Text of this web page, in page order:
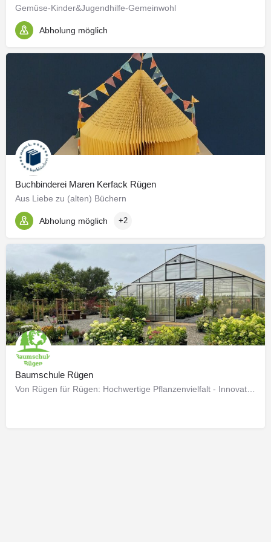
Gemüse-Kinder&Jugendhilfe-Gemeinwohl
Abholung möglich
Buchbinderei Maren Kerfack Rügen
Aus Liebe zu (alten) Büchern
Abholung möglich +2
Baumschule Rügen